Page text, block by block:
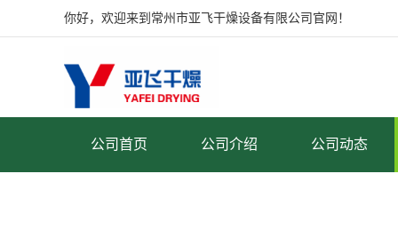
你好，欢迎来到常州市亚飞干燥设备有限公司官网！
公司首页 公司介绍 公司动态